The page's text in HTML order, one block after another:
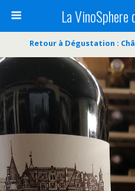
La VinoSphere
Retour à Dégustation :